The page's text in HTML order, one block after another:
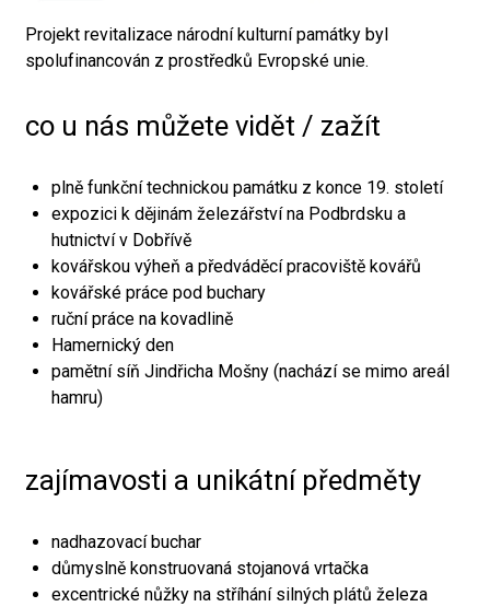
Projekt revitalizace národní kulturní památky byl
spolufinancován z prostředků Evropské unie.
co u nás můžete vidět / zažít
plně funkční technickou památku z konce 19. století
expozici k dějinám železářství na Podbrdsku a
hutnictví v Dobřívě
kovářskou výheň a předváděcí pracoviště kovářů
kovářské práce pod buchary
ruční práce na kovadlině
Hamernický den
pamětní síň Jindřicha Mošny (nachází se mimo areál
hamru)
zajímavosti a unikátní předměty
nadhazovací buchar
důmyslně konstruovaná stojanová vrtačka
excentrické nůžky na stříhání silných plátů železa